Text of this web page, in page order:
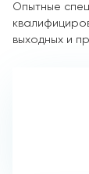
Опытные
выходных и